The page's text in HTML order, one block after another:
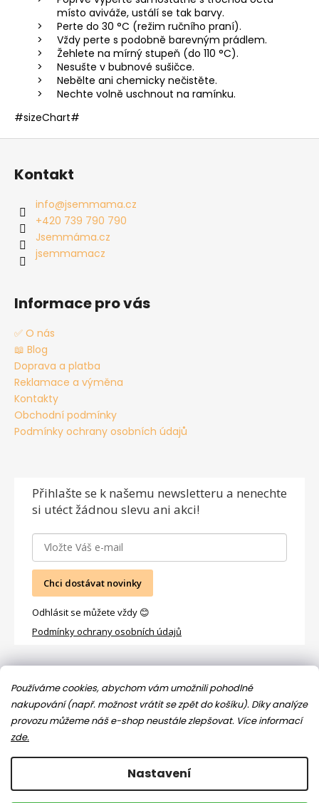
Používáme cookies, abychom vám umožnili pohodlné
nakupování (např. možnost vrátit se zpět do košíku). Díky analýze
provozu můžeme náš e-shop neustále zlepšovat. Více informací
zde.
Nastavení
místo aviváže, ustálí se tak barvy.
Perte do 30 °C (režim ručního praní).
Vždy perte s podobně barevným prádlem.
Žehlete na mírný stupeň (do 110 °C).
Nesušte v bubnové sušičce.
Nebělte ani chemicky nečistěte.
Nechte volně uschnout na ramínku.
#sizeChart#
Kontakt
info@jsemmama.cz
+420 739 790 790
Jsemmáma.cz
jsemmamacz
Informace pro vás
✅ O nás
📖 Blog
Doprava a platba
Reklamace a výměna
Kontakty
Obchodní podmínky
Podmínky ochrany osobních údajů
Přihlašte se k našemu newsletteru a nenechte
si utéct žádnou slevu ani akci!
Chci dostávat novinky
Odhlásit se můžete vždy 😊
Podmínky ochrany osobních údajů
Facebook